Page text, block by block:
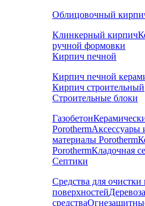
Облицовочный
Клинкерный кирпич
ручной формовки
Кирпич печной
Кирпич печной
Кирпич строительный
Строительные блоки
Газобетон
PorothermАксессуары
материалы Porotherm
PorothermКладочная
Септики
Средства для
поверхностей
средства